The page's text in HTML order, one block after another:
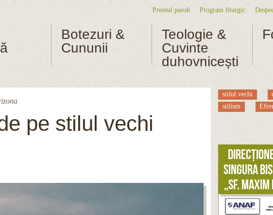
Meniu secundar
Preotul paroh Program liturgic
Botezuri &
Cununii
Teologie &
Cuvinte
duhovnicești
pe stilul vechi
stilul vechi
stilism
singura
„Sf.